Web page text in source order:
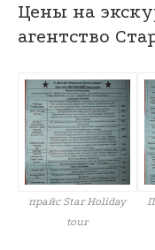
Цены на
агентство
прайс Star Holiday
tour